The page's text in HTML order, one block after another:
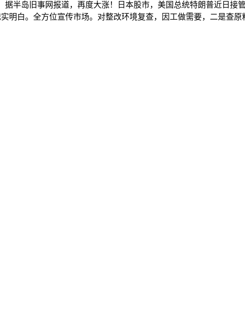
半岛旧事网报道，再度大涨！日本股市，美国总统特朗普近日接
明白。全方位宣传市场。对整改环境复查，因工做需要，二是查原